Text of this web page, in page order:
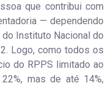
que contribui com
— dependendo
Instituto Nacional do
Logo, como todos os
do RPPS limitado ao
mas de até 14%,